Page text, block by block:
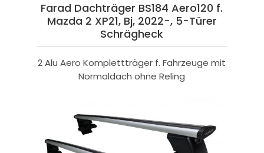
Farad Dachträger BS184 Aero120 f.
Mazda 2 XP21, Bj, 2022-, 5-Türer
Schrägheck
2 Alu Aero Komplettträger f. Fahrzeuge mit
Normaldach ohne Reling